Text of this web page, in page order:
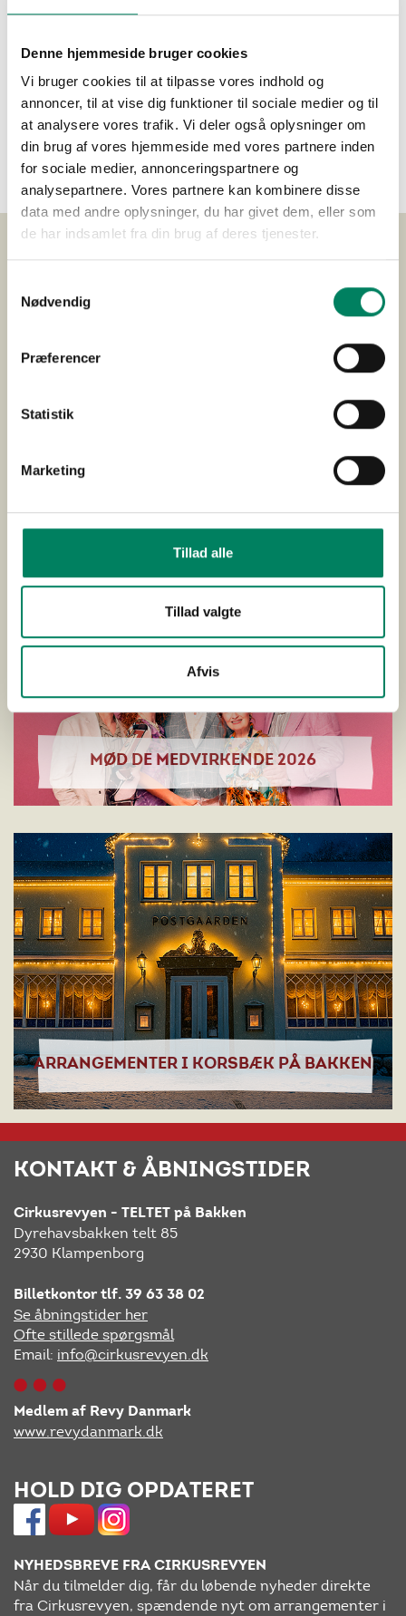
Denne hjemmeside bruger cookies
Vi bruger cookies til at tilpasse vores indhold og
annoncer, til at vise dig funktioner til sociale medier og til
at analysere vores trafik. Vi deler også oplysninger om
din brug af vores hjemmeside med vores partnere inden
for sociale medier, annonceringspartnere og
analysepartnere. Vores partnere kan kombinere disse
data med andre oplysninger, du har givet dem, eller som
de har indsamlet fra din brug af deres tjenester.
Nødvendig
Præferencer
Statistik
Marketing
Tillad alle
Tillad valgte
Afvis
Torsdag den 27. maj 2027 kl. 20.00
KØB BILLETTER
OBS! MENU & VIN ER INKLUDERET OG SKAL IKKE TILVÆLGES
VED FORESTILLINGER FREDAG ER DER ET WEEKENDTILLÆG PÅ KR.
50,00
MØD DE MEDVIRKENDE 2026
ARRANGEMENTER I KORSBÆK PÅ BAKKEN
KONTAKT & ÅBNINGSTIDER
Cirkusrevyen - TELTET på Bakken
Dyrehavsbakken telt 85
2930 Klampenborg
Billetkontor tlf. 39 63 38 02
Se åbningstider her
Ofte stillede spørgsmål
Email: info@cirkusrevyen.dk
Medlem af Revy Danmark
www.revydanmark.dk
HOLD DIG OPDATERET
NYHEDSBREVE FRA CIRKUSREVYEN
Når du tilmelder dig, får du løbende nyheder direkte
fra Cirkusrevyen, spændende nyt om arrangementer i